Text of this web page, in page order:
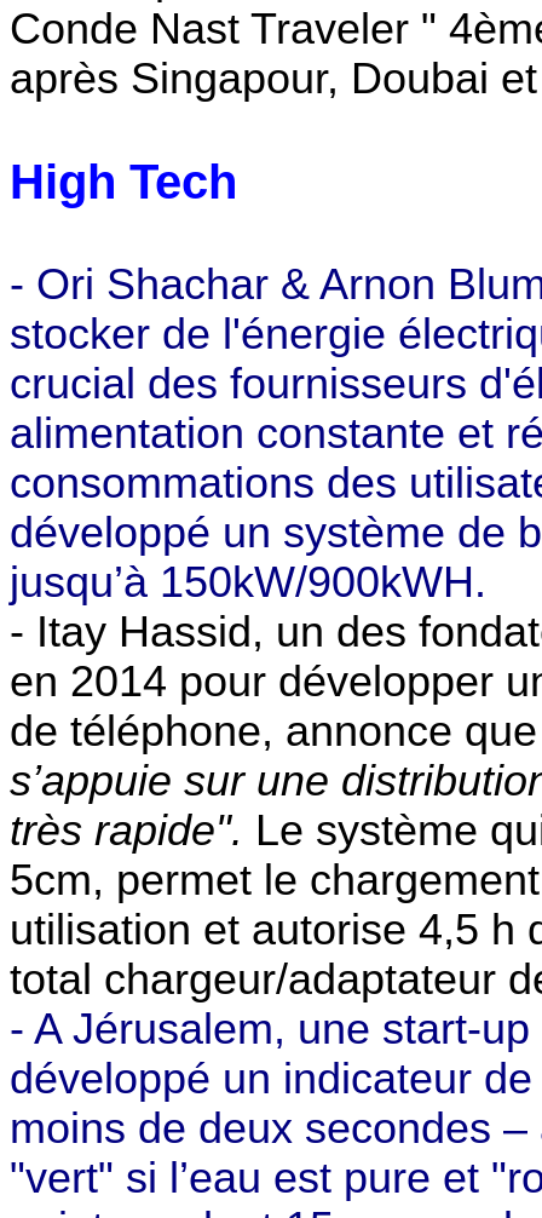
Conde Nast Traveler "
après Singapour, Doubai
High Tech
- Ori Shachar & Arnon
stocker de l'énergie
crucial des fournisseurs
alimentation constante et
consommations des
développé un système de
jusqu’à 150kW/900kWH.
- Itay Hassid, un des
en 2014 pour développer
de téléphone, annonce
s’appuie sur une
très rapide". Le système
5cm, permet le
utilisation et autorise 4,5 h
total chargeur/adaptateur
- A Jérusalem, une start-
développé un indicateur
moins de deux secondes
"vert" si l’eau est pure et